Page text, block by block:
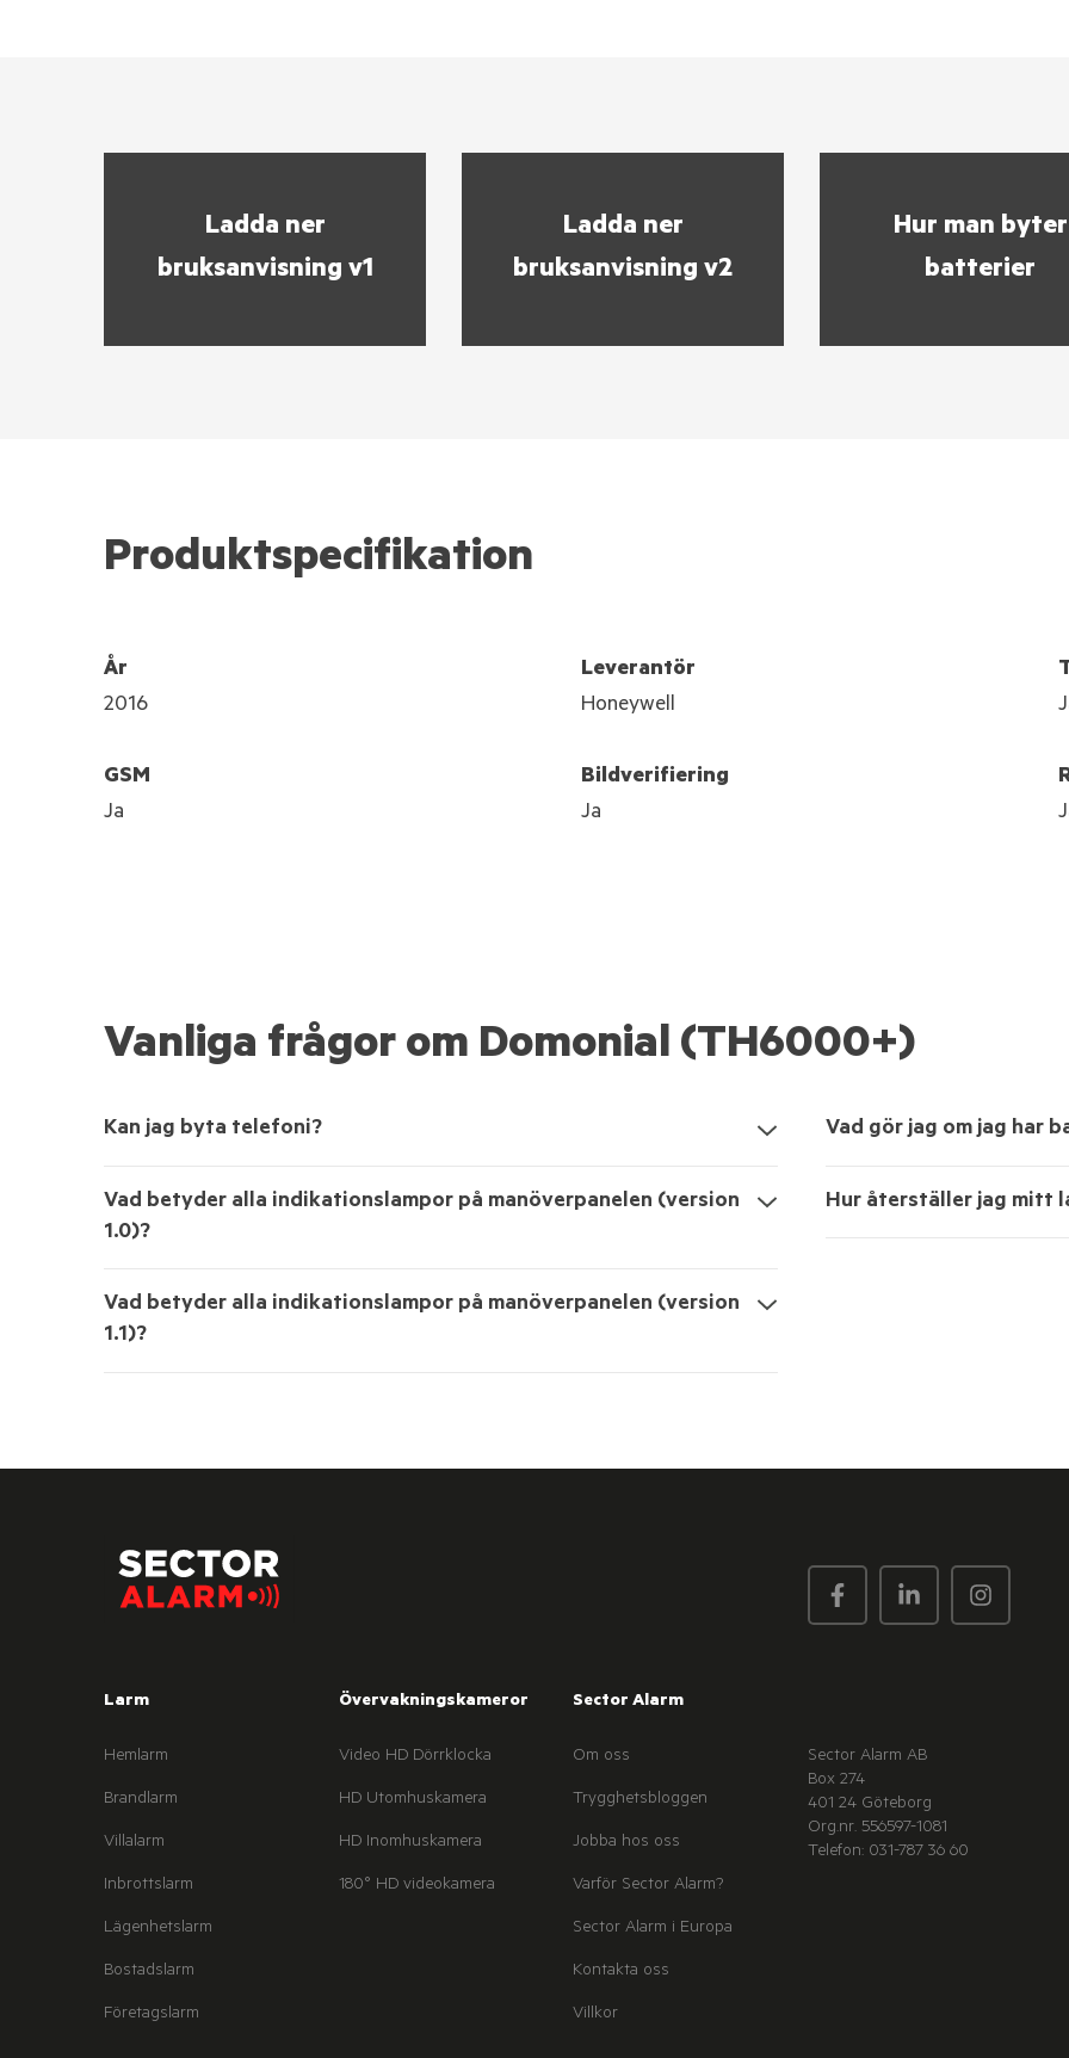
Ladda ner
bruksanvisning v1
Ladda ner
bruksanvisning v2
Hur man byter
batterier
Produktspecifikation
År
2016
Leverantör
Honeywell
GSM
Ja
Bildverifiering
Ja
Vanliga frågor om Domonial (TH6000+)
Kan jag byta telefoni?
Vad betyder alla indikationslampor på manöverpanelen (version
1.0)?
Vad betyder alla indikationslampor på manöverpanelen (version
1.1)?
Vad gör jag om jag har
Hur återställer jag mitt
Larm
Hemlarm
Brandlarm
Villalarm
Inbrottslarm
Lägenhetslarm
Bostadslarm
Företagslarm
Övervakningskameror
Video HD Dörrklocka
HD Utomhuskamera
HD Inomhuskamera
180° HD videokamera
Sector Alarm
Om oss
Trygghetsbloggen
Jobba hos oss
Varför Sector Alarm?
Sector Alarm i Europa
Kontakta oss
Villkor
Sector Alarm AB
Box 274
401 24 Göteborg
Org.nr. 556597-1081
Telefon: 031-787 36 60